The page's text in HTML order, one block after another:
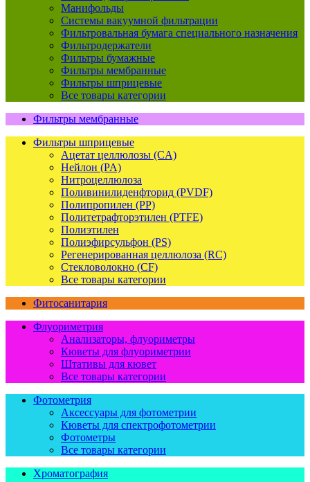
Манифольды
Системы вакуумной фильтрации
Фильтровальная бумага специального назначения
Фильтродержатели
Фильтры бумажные
Фильтры мембранные
Фильтры шприцевые
Все товары категории
Фильтры мембранные
Фильтры шприцевые
Ацетат целлюлозы (CA)
Нейлон (PA)
Нитроцеллюлоза
Поливинилиденфторид (PVDF)
Полипропилен (PP)
Политетрафторэтилен (PTFE)
Полиэтилен
Полиэфирсульфон (PS)
Регенерированная целлюлоза (RC)
Стекловолокно (CF)
Все товары категории
Фитосанитария
Флуориметрия
Анализаторы, флуориметры
Кюветы для флуориметрии
Штативы для кювет
Все товары категории
Фотометрия
Аксессуары для фотометрии
Кюветы для спектрофотометрии
Фотометры
Все товары категории
Хроматография